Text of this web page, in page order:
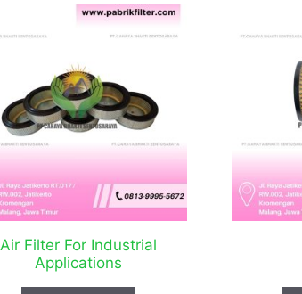
Air Filter For Industrial
Applications